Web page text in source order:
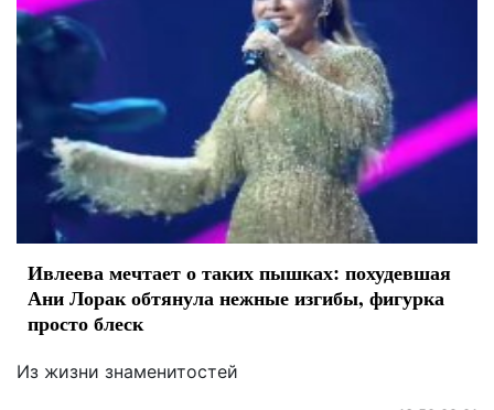
Ивлеева мечтает о таких пышках: похудевшая
Ани Лорак обтянула нежные изгибы, фигурка
просто блеск
Из жизни знаменитостей